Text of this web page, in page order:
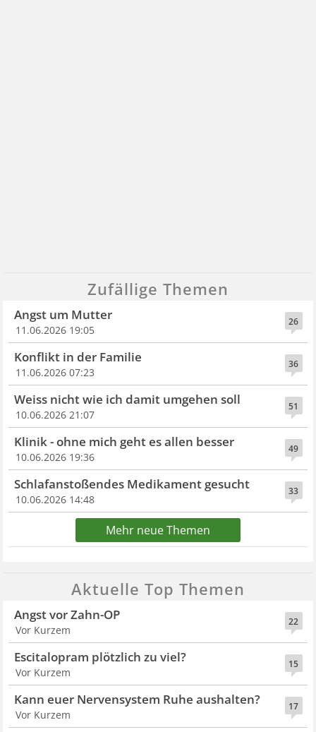
Zufällige Themen
26
Angst um Mutter
11.06.2026 19:05
36
Konflikt in der Familie
11.06.2026 07:23
51
Weiss nicht wie ich damit umgehen soll
10.06.2026 21:07
49
Klinik - ohne mich geht es allen besser
10.06.2026 19:36
33
Schlafanstoßendes Medikament gesucht
10.06.2026 14:48
Mehr neue Themen
Aktuelle Top Themen
22
Angst vor Zahn-OP
Vor Kurzem
15
Escitalopram plötzlich zu viel?
Vor Kurzem
17
Kann euer Nervensystem Ruhe aushalten?
Vor Kurzem